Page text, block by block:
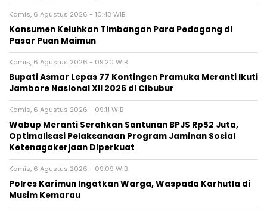
Kamis, 6 Agustus 2026 - 10:43 WIB
Konsumen Keluhkan Timbangan Para Pedagang di
Pasar Puan Maimun
Kamis, 6 Agustus 2026 - 09:20 WIB
Bupati Asmar Lepas 77 Kontingen Pramuka Meranti Ikuti
Jambore Nasional XII 2026 di Cibubur
Kamis, 6 Agustus 2026 - 09:11 WIB
Wabup Meranti Serahkan Santunan BPJS Rp52 Juta,
Optimalisasi Pelaksanaan Program Jaminan Sosial
Ketenagakerjaan Diperkuat
Kamis, 6 Agustus 2026 - 09:09 WIB
Polres Karimun Ingatkan Warga, Waspada Karhutla di
Musim Kemarau